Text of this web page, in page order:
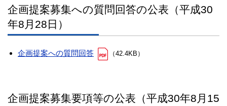
企画提案募集への質問回答の公表（平成30
年8月28日）
企画提案への質問回答 （42.4KB）
企画提案募集要項等の公表（平成30年8月15